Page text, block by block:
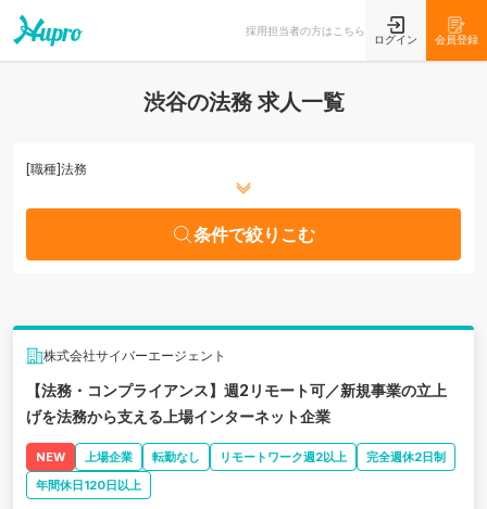
採用担当者の方はこちら
ログイン 会員登録
渋谷の法務 求人一覧
[職種]法務
条件で絞りこむ
株式会社サイバーエージェント
【法務・コンプライアンス】週2リモート可／新規事業の立上
げを法務から支える上場インターネット企業
NEW 上場企業 転勤なし リモートワーク週2以上
完全週休2日制
年間休日120日以上